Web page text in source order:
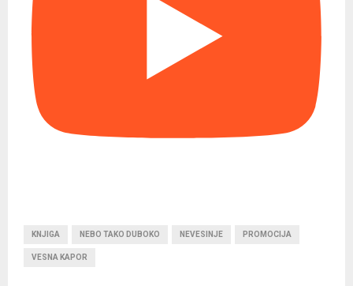
KNJIGA NEBO TAKO DUBOKO NEVESINJE PROMOCIJA
VESNA KAPOR